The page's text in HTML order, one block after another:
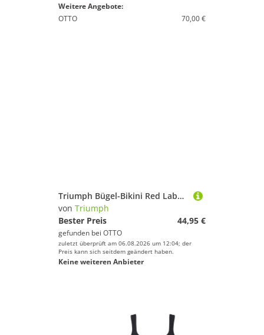
Weitere Angebote:
OTTO
70,00 €
Triumph Bügel-Bikini Red Label Summer Sunset (2-St) Bikini mit Bügel, Stützender Bikini, Bügelbikini
von Triumph
Bester Preis
44,95 €
gefunden bei OTTO
zuletzt überprüft am 06.08.2026 um 12:04; der
Preis kann sich seitdem geändert haben.
Keine weiteren Anbieter